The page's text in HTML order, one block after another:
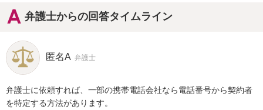
弁護士からの回答タイムライン
匿名A 弁護士
弁護士に依頼すれば、一部の携帯電話会社なら電話番号から契約者
を特定する方法があります。